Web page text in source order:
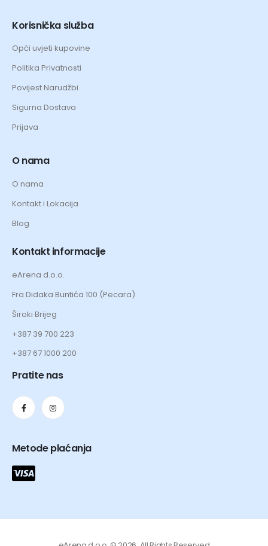
Korisnička služba
Opći uvjeti kupovine
Politika Privatnosti
Povijest Narudžbi
Sigurna Dostava
Prijava
O nama
O nama
Kontakt i Lokacija
Blog
Kontakt informacije
eArena d.o.o.
Fra Didaka Buntića 100 (Pecara)
Široki Brijeg
+387 39 700 223
+387 67 1000 200
Pratite nas
Metode plaćanja